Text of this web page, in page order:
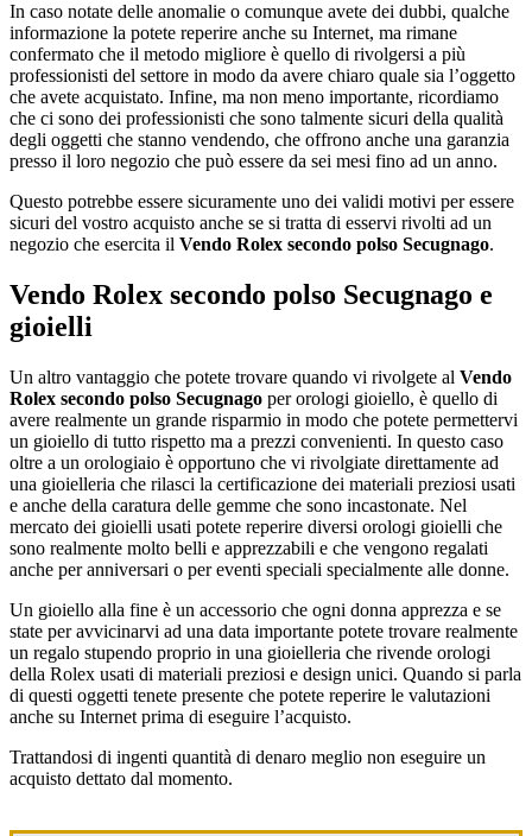
In caso notate delle anomalie o comunque avete dei dubbi, qualche
informazione la potete reperire anche su Internet, ma rimane
confermato che il metodo migliore è quello di rivolgersi a più
professionisti del settore in modo da avere chiaro quale sia l’oggetto
che avete acquistato. Infine, ma non meno importante, ricordiamo
che ci sono dei professionisti che sono talmente sicuri della qualità
degli oggetti che stanno vendendo, che offrono anche una garanzia
presso il loro negozio che può essere da sei mesi fino ad un anno.
Questo potrebbe essere sicuramente uno dei validi motivi per essere
sicuri del vostro acquisto anche se si tratta di esservi rivolti ad un
negozio che esercita il Vendo Rolex secondo polso Secugnago.
Vendo Rolex secondo polso Secugnago e
gioielli
Un altro vantaggio che potete trovare quando vi rivolgete al Vendo
Rolex secondo polso Secugnago per orologi gioiello, è quello di
avere realmente un grande risparmio in modo che potete permettervi
un gioiello di tutto rispetto ma a prezzi convenienti. In questo caso
oltre a un orologiaio è opportuno che vi rivolgiate direttamente ad
una gioielleria che rilasci la certificazione dei materiali preziosi usati
e anche della caratura delle gemme che sono incastonate. Nel
mercato dei gioielli usati potete reperire diversi orologi gioielli che
sono realmente molto belli e apprezzabili e che vengono regalati
anche per anniversari o per eventi speciali specialmente alle donne.
Un gioiello alla fine è un accessorio che ogni donna apprezza e se
state per avvicinarvi ad una data importante potete trovare realmente
un regalo stupendo proprio in una gioielleria che rivende orologi
della Rolex usati di materiali preziosi e design unici. Quando si parla
di questi oggetti tenete presente che potete reperire le valutazioni
anche su Internet prima di eseguire l’acquisto.
Trattandosi di ingenti quantità di denaro meglio non eseguire un
acquisto dettato dal momento.